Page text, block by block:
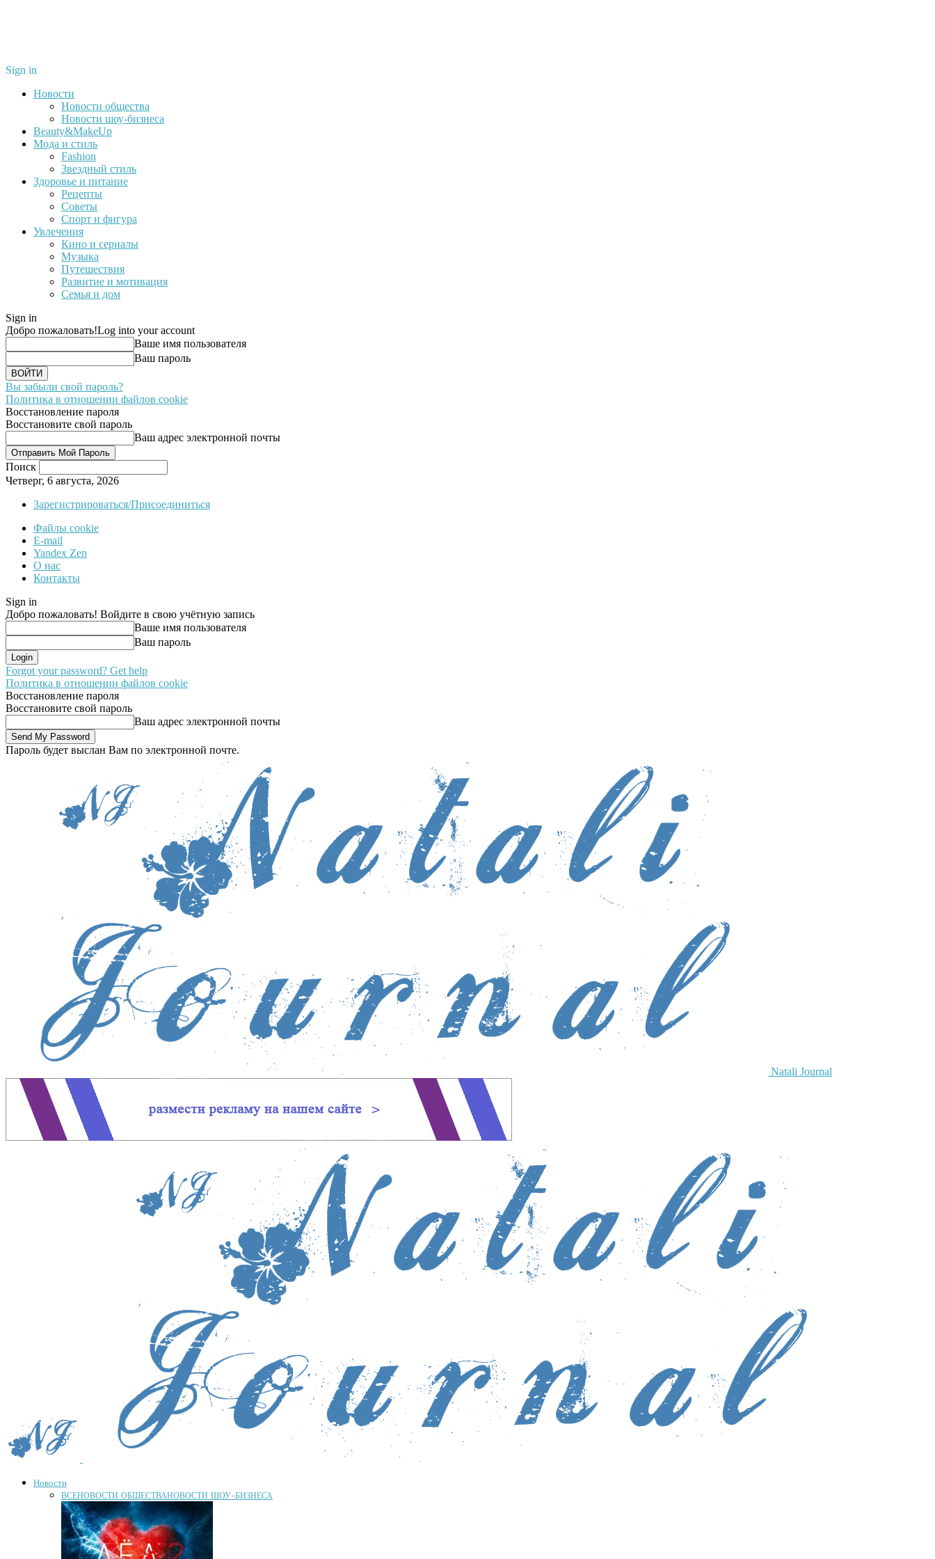
Sign in
Новости
Новости общества
Новости шоу-бизнеса
Beauty&MakeUp
Мода и стиль
Fashion
Звездный стиль
Здоровье и питание
Рецепты
Советы
Спорт и фигура
Увлечения
Кино и сериалы
Музыка
Путешествия
Развитие и мотивация
Семья и дом
Sign in
Добро пожаловать!Log into your account
Ваше имя пользователя
Ваш пароль
Вы забыли свой пароль?
Политика в отношении файлов cookie
Восстановление пароля
Восстановите свой пароль
Ваш адрес электронной почты
Поиск
Четверг, 6 августа, 2026
Зарегистрироваться/Присоединиться
Файлы cookie
E-mail
Yandex Zen
О нас
Контакты
Sign in
Добро пожаловать! Войдите в свою учётную запись
Ваше имя пользователя
Ваш пароль
Forgot your password? Get help
Политика в отношении файлов cookie
Восстановление пароля
Восстановите свой пароль
Ваш адрес электронной почты
Пароль будет выслан Вам по электронной почте.
Natali Journal
Новости
ВСЕНОВОСТИ ОБЩЕСТВАНОВОСТИ ШОУ-БИЗНЕСА